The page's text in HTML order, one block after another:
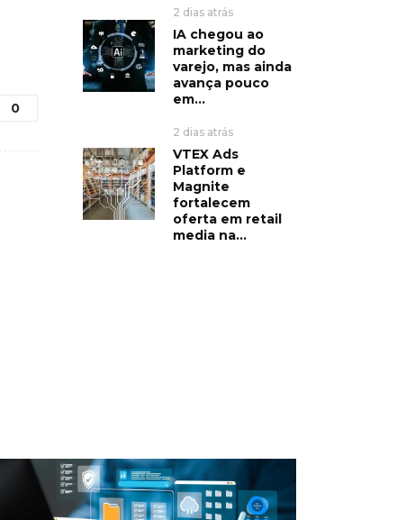
0
2 dias atrás
IA chegou ao
marketing do
varejo, mas ainda
avança pouco
em...
2 dias atrás
VTEX Ads
Platform e
Magnite
fortalecem
oferta em retail
media na...